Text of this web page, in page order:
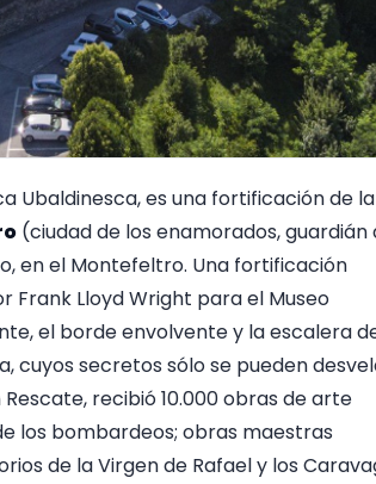
Ubaldinesca, es una fortificación de
(ciudad de los enamorados, guardián
en el Montefeltro. Una fortificación
Lloyd Wright para el Museo
el borde envolvente y la escalera
cuyos secretos sólo se pueden
recibió 10.000 obras de arte
los bombardeos; obras maestras
de la Virgen de Rafael y los